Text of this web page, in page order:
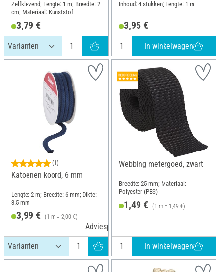
Zelfklevend; Lengte: 1 m; Breedte: 2
cm; Materiaal: Kunststof
3,79 €
Inhoud: 4 stukken; Lengte: 1 m
3,95 €
In winkelwagen
(1)
Katoenen koord, 6 mm
Lengte: 2 m; Breedte: 6 mm; Dikte:
3.5 mm
3,99 € (1 m = 2,00 €)
Adviesprijs 5,35 €
Webbing metergoed, zwart
Breedte: 25 mm; Materiaal:
Polyester (PES)
1,49 € (1 m = 1,49 €)
In winkelwagen